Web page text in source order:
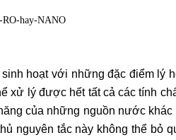
hoạt với những đặc điểm lý
xử lý được hết tất cả các tính
của những nguồn nước
nguyên tắc này không thể bỏ